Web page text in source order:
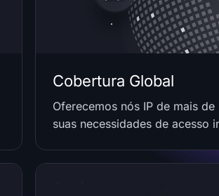
Cobertura Global
Oferecemos nós IP de mais
suas necessidades de acesso